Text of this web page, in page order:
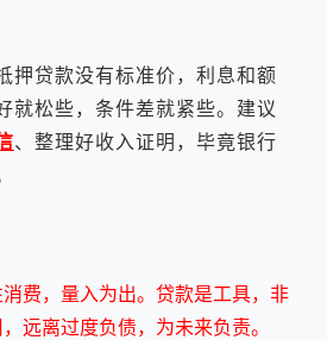
贷款没有标准价，利息和额
就松些，条件差就紧些。建议
、整理好收入证明，毕竟银行
费，量入为出。贷款是工具，非
远离过度负债，为未来负责。